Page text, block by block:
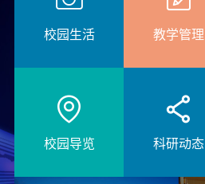
校园生活 教学管理
校园导览 科研动态